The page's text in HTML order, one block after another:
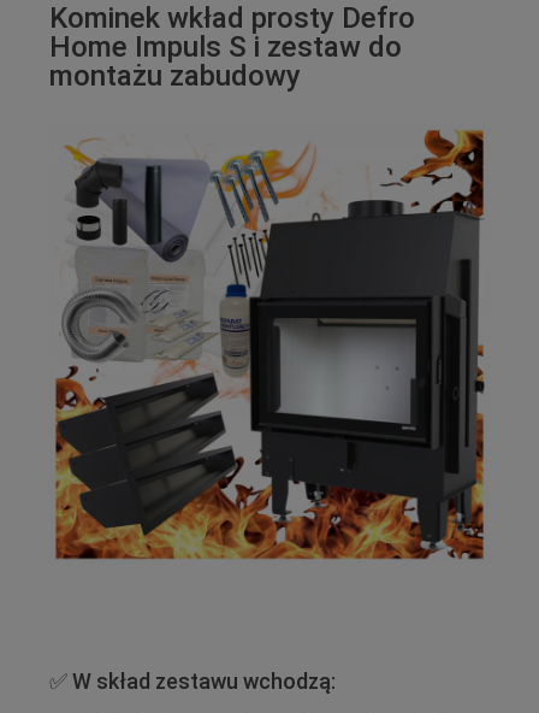
Kominek wkład prosty Defro
Home Impuls S i zestaw do
montażu zabudowy
✅ W skład zestawu wchodzą: